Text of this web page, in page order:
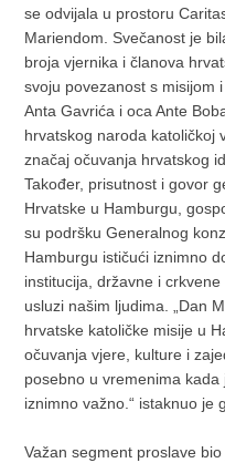
se odvijala u prostoru
Mariendom. Svečanost je
broja vjernika i članova
svoju povezanost s misijom
Anta Gavrića i oca Ante
hrvatskog naroda katoličkoj
značaj očuvanja hrvatskog
Također, prisutnost i govor
Hrvatske u Hamburgu,
su podršku Generalnog
Hamburgu ističući iznimno
institucija, državne i
usluzi našim ljudima. „Dan
hrvatske katoličke misije u
očuvanja vjere, kulture i
posebno u vremenima
iznimno važno.“ istaknuo je
Važan segment proslave